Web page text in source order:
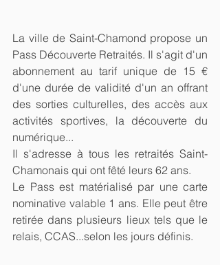
La ville de Saint-Chamond propose un
Pass Découverte Retraités. Il s'agit d'un
abonnement au tarif unique de 15 €
d'une durée de validité d'un an offrant
des sorties culturelles, des accès aux
activités sportives, la découverte du
numérique...
Il s'adresse à tous les retraités Saint-
Chamonais qui ont fêté leurs 62 ans.
Le Pass est matérialisé par une carte
nominative valable 1 ans. Elle peut être
retirée dans plusieurs lieux tels que le
relais, CCAS...selon les jours définis.